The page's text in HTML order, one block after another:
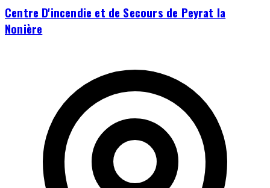
Centre D'incendie et de Secours de Peyrat la
Nonière